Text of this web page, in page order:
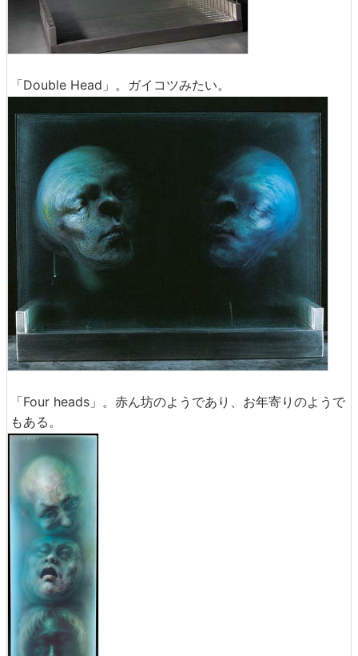
「Double Head」。ガイコツみたい。
「Four heads」。赤ん坊のようであり、お年寄りのようで
もある。